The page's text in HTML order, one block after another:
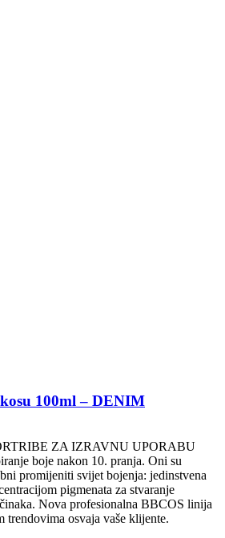
100ml – DENIM
ZA IZRAVNU UPORABU
boje nakon 10. pranja. Oni su
promijeniti svijet bojenja: jedinstvena
pigmenata za stvaranje
Nova profesionalna BBCOS linija
trendovima osvaja vaše klijente.